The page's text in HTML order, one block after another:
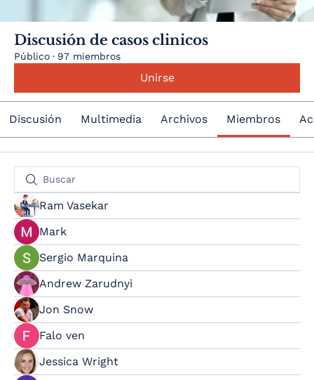
Discusión de casos clinicos
Público · 97 miembros
Unirse
Discusión Multimedia Archivos Miembros
Ram Vasekar
Mark
Sergio Marquina
Andrew Zarudnyi
Jon Snow
Falo ven
Jessica Wright